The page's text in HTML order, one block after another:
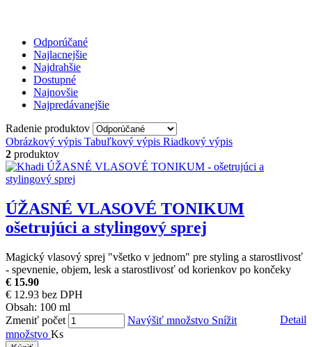
Odporúčané
Najlacnejšie
Najdrahšie
Dostupné
Najnovšie
Najpredávanejšie
Radenie produktov
Obrázkový výpis Tabuľkový výpis Riadkový výpis
2 produktov
ÚŽASNÉ VLASOVÉ TONIKUM
ošetrujúci a stylingový sprej
Magický vlasový sprej "všetko v jednom" pre styling a starostlivosť
- spevnenie, objem, lesk a starostlivosť od korienkov po končeky
€ 15.90
€ 12.93 bez DPH
Obsah: 100 ml
Detail
Zmeniť počet Navýšiť množstvo Snížit
množstvo Ks